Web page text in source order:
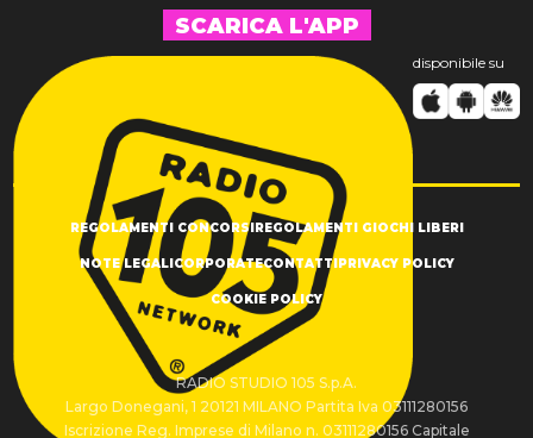
SCARICA L'APP
disponibile su
REGOLAMENTI CONCORSIREGOLAMENTI GIOCHI LIBERI
NOTE LEGALICORPORATECONTATTIPRIVACY POLICY
COOKIE POLICY
RADIO STUDIO 105 S.p.A.
Largo Donegani, 1 20121 MILANO Partita Iva 03111280156
Iscrizione Reg. Imprese di Milano n. 03111280156 Capitale